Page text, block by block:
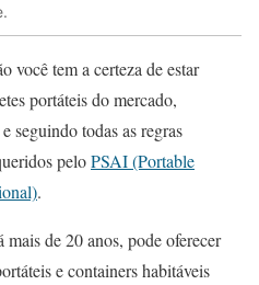
você tem a certeza de estar
portáteis do mercado,
seguindo todas as regras
peloPSAI (Portable
.
de 20 anos, pode oferecer
e containers habitáveis